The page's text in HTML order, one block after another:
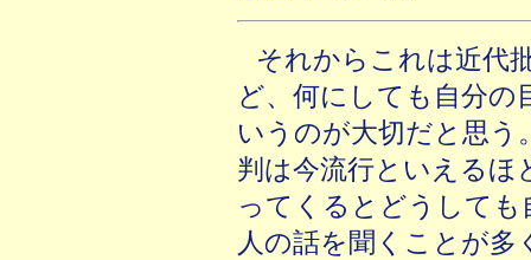
それからこれは近代
ど、何にしても自分の
いうのが大切だと思う
判は今流行といえるほ
ってくるとどうして
人の話を聞くことが